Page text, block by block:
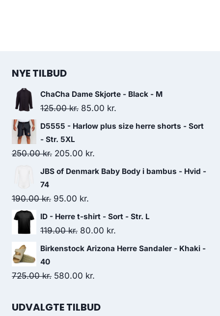
NYE TILBUD
ChaCha Dame Skjorte - Black - M
125.00kr. Original
price
125.00 kr..
85.00 kr.
price
D5555 - Harlow plus size herre shorts - Sort
- Str. 5XL
250.00kr. Original
price
250.00 kr..
205.00 kr.
price
JBS of Denmark Baby Body i bambus - Hvid -
74
190.00kr. Original
price
was:
95.00 kr.
price
is:
ID - Herre t-shirt - Sort - Str. L
119.00kr. Original
price
119.00 kr..
80.00 kr.
price
Birkenstock Arizona Herre Sandaler - Khaki -
40
725.00kr. Original
was:
580.00 kr.
is:
UDVALGTE TILBUD